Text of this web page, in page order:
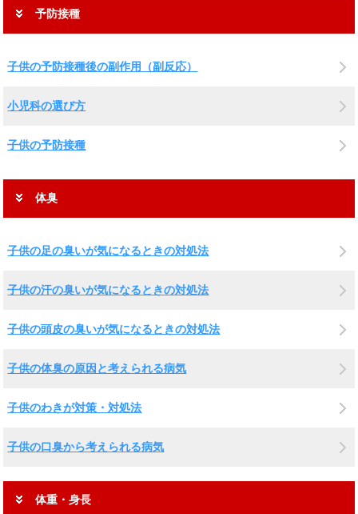
予防接種
子供の予防接種後の副作用（副反応）
小児科の選び方
子供の予防接種
体臭
子供の足の臭いが気になるときの対処法
子供の汗の臭いが気になるときの対処法
子供の頭皮の臭いが気になるときの対処法
子供の体臭の原因と考えられる病気
子供のわきが対策・対処法
子供の口臭から考えられる病気
体重・身長